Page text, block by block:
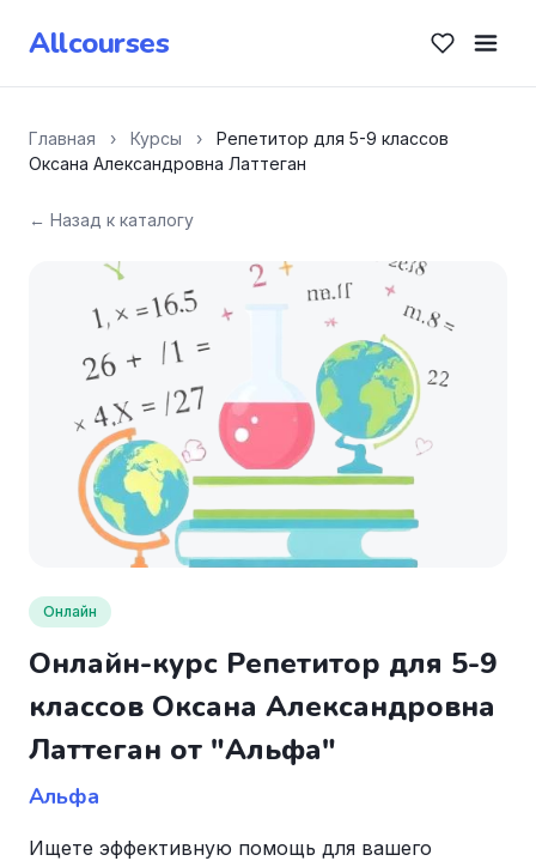
Allcourses
Главная › Курсы ›
Репетитор для 5-9 классов
Оксана Александровна Латтеган
← Назад к каталогу
Онлайн
Онлайн-курс Репетитор для 5-9
классов Оксана Александровна
Латтеган от "Альфа"
Альфа
Ищете эффективную помощь для вашего